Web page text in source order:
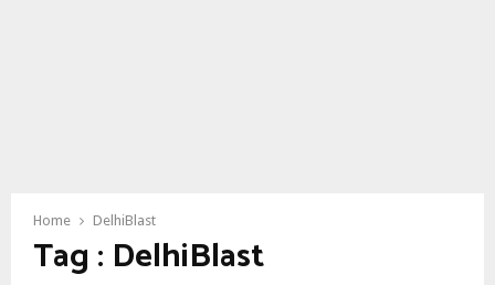
Home DelhiBlast
Tag : DelhiBlast